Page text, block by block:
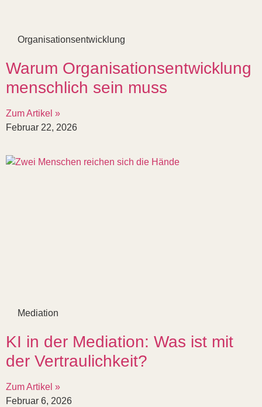
Organisationsentwicklung
Warum Organisationsentwicklung
menschlich sein muss
Zum Artikel »
Februar 22, 2026
Mediation
KI in der Mediation: Was ist mit
der Vertraulichkeit?
Zum Artikel »
Februar 6, 2026